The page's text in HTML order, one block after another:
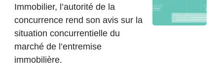
Immobilier, l’autorité de la
concurrence rend son avis sur la
situation concurrentielle du
marché de l’entremise
immobilière.